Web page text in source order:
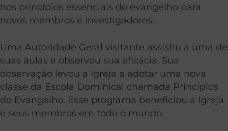
nos princípios essenciais do evangelho para
novos membros e investigadores.
Uma Autoridade Geral visitante assistiu a uma de
suas aulas e observou sua eficácia. Sua
observação levou a Igreja a adotar uma nova
classe da Escola Dominical chamada Princípios
do Evangelho. Esse programa beneficiou a Igreja
e seus membros em todo o mundo.